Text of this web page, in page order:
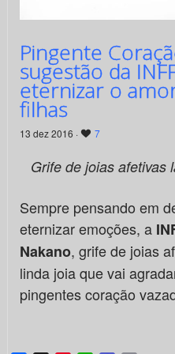
Pingente
sugestão da
eternizar o
filhas
13 dez 2016 · 7
Grife de joias afetivas
Sempre pensando em
eternizar emoções, a
Nakano, grife de joias
linda joia que vai
pingentes coração